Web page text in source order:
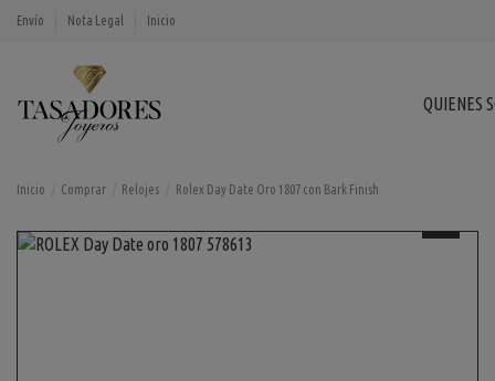
Envío Nota Legal Inicio
QUIENES
Inicio Comprar Relojes Rolex Day Date Oro 1807 con Bark Finish